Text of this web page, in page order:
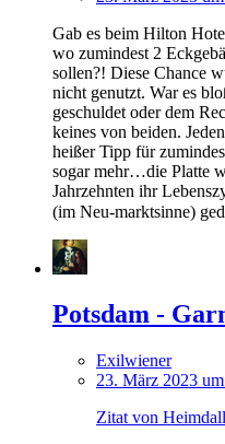
Gab es beim Hilton
wo zumindest 2
sollen?! Diese Chance
nicht genutzt. War es
geschuldet oder dem
keines von beiden.
heißer Tipp für
sogar mehr…die Platte
Jahrzehnten ihr
(im Neu-marktsinne)
Potsdam -
Exilwiener
23. März 2023
Zitat von Heimdall